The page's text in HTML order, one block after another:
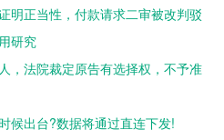
明正当性，付款请求二审被改判驳
研究
，法院裁定原告有选择权，不予准
候出台?数据将通过直连下发!